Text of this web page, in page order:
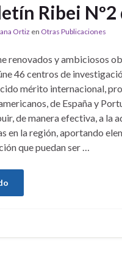
Ribei Nº2
Ortiz en Otras Publicaciones
renovados y ambiciosos
46 centros de
mérito internacional,
de España y
de manera efectiva, a la
en la región, aportando
que puedan ser …